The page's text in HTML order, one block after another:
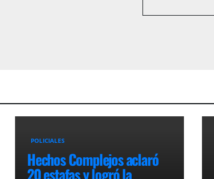
POLICIALES
Hechos Complejos aclaró
20 estafas y logró la